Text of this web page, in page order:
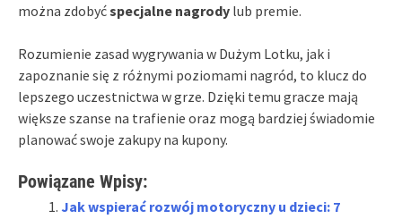
można zdobyćspecjalne nagrody lub premie.
Rozumienie zasad wygrywania w Dużym Lotku, jak i
zapoznanie się z różnymi poziomami nagród, to klucz do
lepszego uczestnictwa w grze. Dzięki temu gracze mają
większe szanse na trafienie oraz mogą bardziej świadomie
planować swoje zakupy na kupony.
Powiązane Wpisy:
Jak wspierać rozwój motoryczny u dzieci: 7